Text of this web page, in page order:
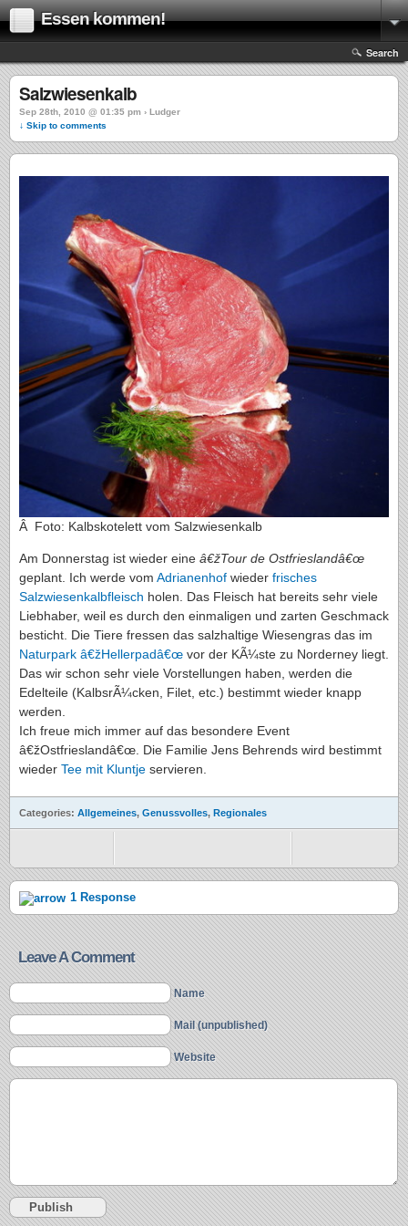
Essen kommen!
Search
Salzwiesenkalb
Sep 28th, 2010 @ 01:35 pm › Ludger
↓ Skip to comments
Â Foto: Kalbskotelett vom Salzwiesenkalb
Am Donnerstag ist wieder eine â€žTour de Ostfrieslandâ€œ
geplant. Ich werde vom Adrianenhof wieder frisches
Salzwiesenkalbfleisch holen. Das Fleisch hat bereits sehr viele
Liebhaber, weil es durch den einmaligen und zarten Geschmack
besticht. Die Tiere fressen das salzhaltige Wiesengras das im
Naturpark â€žHellerpadâ€œ vor der KÃ¼ste zu Norderney liegt.
Das wir schon sehr viele Vorstellungen haben, werden die
Edelteile (KalbsrÃ¼cken, Filet, etc.) bestimmt wieder knapp
werden.
Ich freue mich immer auf das besondere Event
â€žOstfrieslandâ€œ. Die Familie Jens Behrends wird bestimmt
wieder Tee mit Kluntje servieren.
Categories: Allgemeines, Genussvolles, Regionales
1 Response
Leave A Comment
Name
Mail (unpublished)
Website